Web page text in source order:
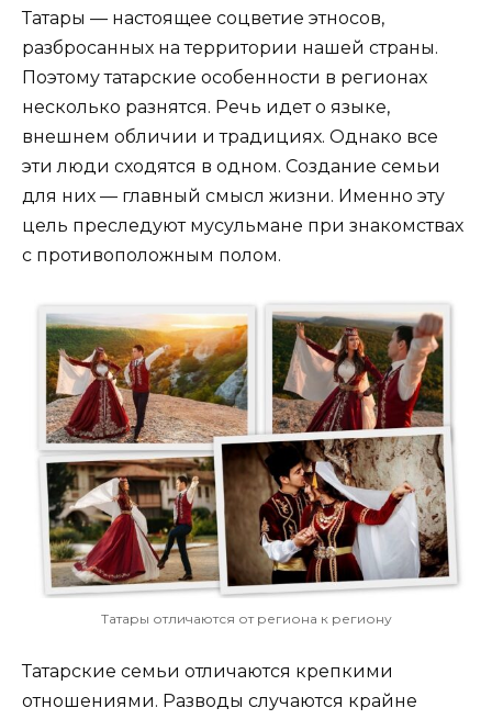
Татары — настоящее соцветие этносов,
разбросанных на территории нашей страны.
Поэтому татарские особенности в регионах
несколько разнятся. Речь идет о языке,
внешнем обличии и традициях. Однако все
эти люди сходятся в одном. Создание семьи
для них — главный смысл жизни. Именно эту
цель преследуют мусульмане при знакомствах
с противоположным полом.
Татары отличаются от региона к региону
Татарские семьи отличаются крепкими
отношениями. Разводы случаются крайне